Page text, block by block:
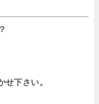
下さい。